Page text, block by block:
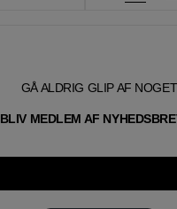
GÅ ALDRIG GLIP AF NOGET
BLIV MEDLEM AF